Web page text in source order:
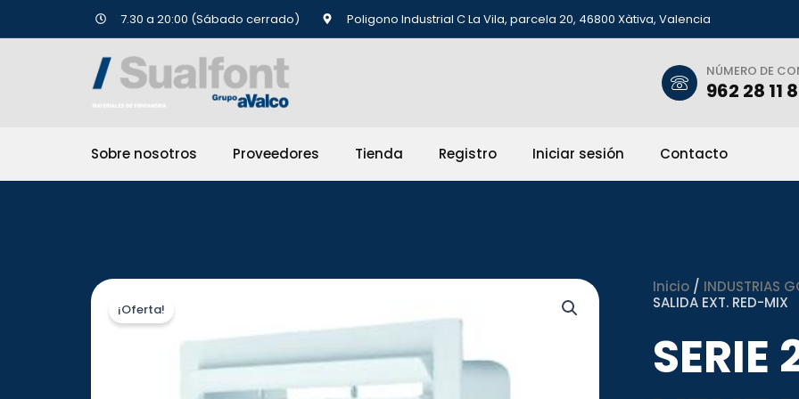
7.30 a 20:00 (Sábado cerrado) Poligono Industrial C La Vila, parcela 20, 46800 Xàtiva, Valencia
NÚMERO DE
962 28 11
Sobre nosotros Proveedores Tienda Registro Iniciar sesión Contacto
¡Oferta!
Inicio / INDUSTRIAS
SALIDA EXT. RED-MIX
SERIE